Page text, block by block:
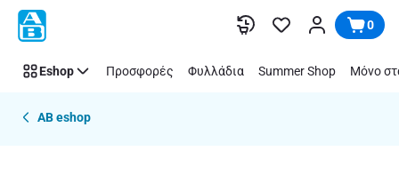
Παράλειψη 0
Eshop Προσφορές Φυλλάδια Summer Shop Μόνο
AB eshop